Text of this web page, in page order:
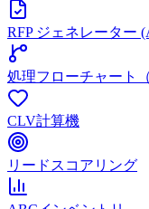
RFP ジェネレーター
処理フローチャート
CLV計算機
リードスコアリング